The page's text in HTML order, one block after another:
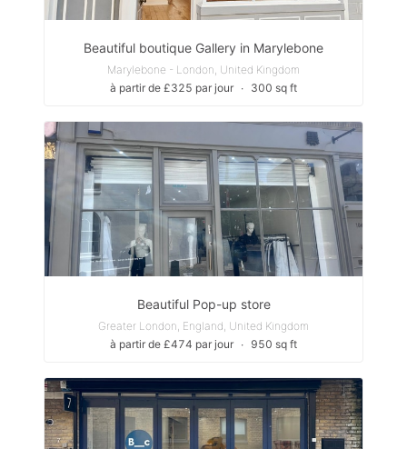
Beautiful boutique Gallery in Marylebone
Marylebone - London, United Kingdom
à partir de £325 par jour ∙ 300 sq ft
Beautiful Pop-up store
Greater London, England, United Kingdom
à partir de £474 par jour ∙ 950 sq ft